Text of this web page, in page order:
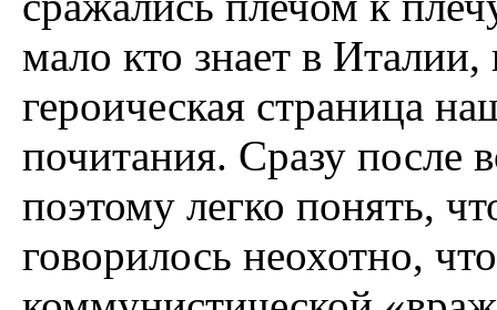
мало кто знает в Италии,
героическая страница
почитания. Сразу
поэтому легко понять,
говорилось неохотно,